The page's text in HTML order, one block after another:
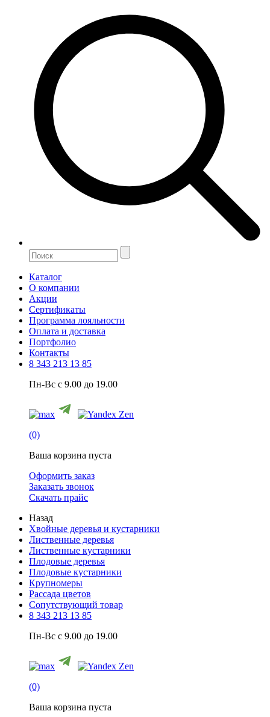
Каталог
О компании
Акции
Сертификаты
Программа лояльности
Оплата и доставка
Портфолио
Контакты
8 343 213 13 85
Пн-Вс с 9.00 до 19.00
(0)
Ваша корзина пуста
Оформить заказ
Заказать звонок
Скачать прайс
Назад
Хвойные деревья и кустарники
Лиственные деревья
Лиственные кустарники
Плодовые деревья
Плодовые кустарники
Крупномеры
Рассада цветов
Сопутствующий товар
8 343 213 13 85
Пн-Вс с 9.00 до 19.00
(0)
Ваша корзина пуста